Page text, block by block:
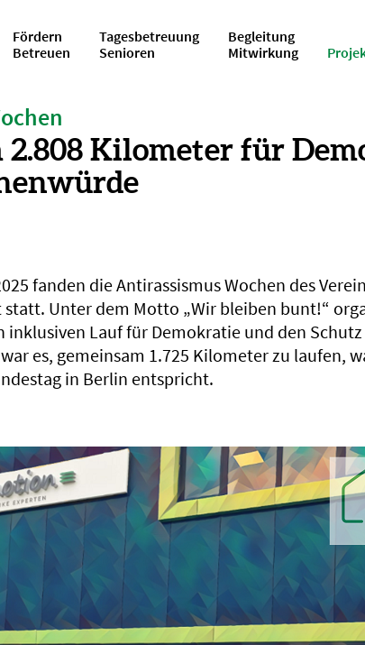
Fördern
Betreuen
Tagesbetreuung
Senioren
Begleitung
Mitwirkung
2.808 Kilometer für
fanden die Antirassismus Wochen des
Unter dem Motto „Wir bleiben bunt!“
inklusiven Lauf für Demokratie und den
es, gemeinsam 1.725 Kilometer zu laufen,
in Berlin entspricht.